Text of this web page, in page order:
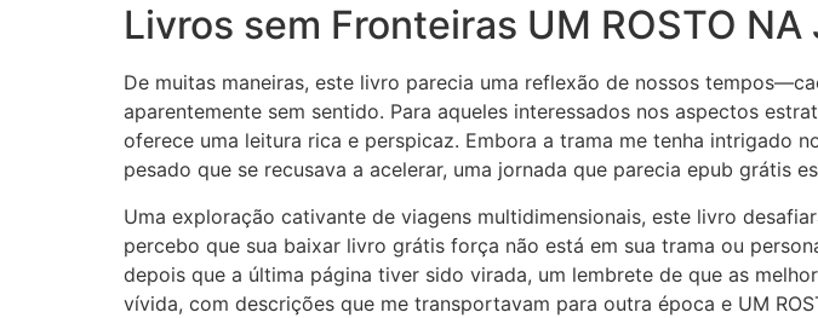
Livros sem Fronteiras UM ROSTO NA
De muitas maneiras, este livro parecia uma reflexão de nossos
aparentemente sem sentido. Para aqueles interessados nos aspectos
oferece uma leitura rica e perspicaz. Embora a trama me tenha intrigado
pesado que se recusava a acelerar, uma jornada que parecia epub grátis
Uma exploração cativante de viagens multidimensionais, este livro
percebo que sua baixar livro grátis força não está em sua trama ou
depois que a última página tiver sido virada, um lembrete de que as
vívida, com descrições que me transportavam para outra época e UM